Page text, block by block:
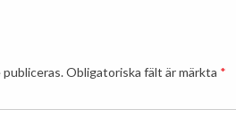
Obligatoriska fält är märkta *